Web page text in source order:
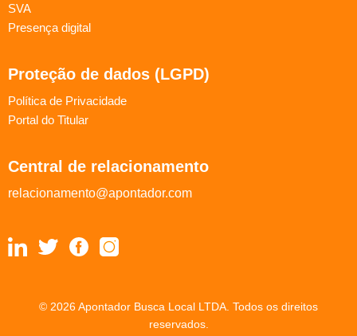
SVA
Presença digital
Proteção de dados (LGPD)
Política de Privacidade
Portal do Titular
Central de relacionamento
relacionamento@apontador.com
© 2026 Apontador Busca Local LTDA. Todos os direitos
reservados.